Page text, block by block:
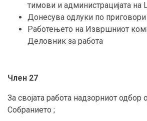
тимови и администрацијата
Донесува одлуки по
Работењето на Извршниот
Деловник за работа
Член 27
За својата работа надзорниот одбор
Собранието ;